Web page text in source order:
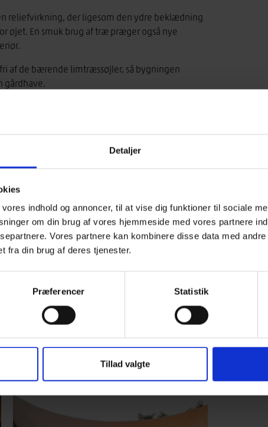
Detaljer
indhold og annoncer, til at vise dig funktioner til sociale
om din brug af vores hjemmeside med vores partnere
Vores partnere kan kombinere disse data med
fra din brug af deres tjenester.
Præferencer Statistik
Tillad valgte
reliefvirkning, der ligesom den ydre beklædning
øjet. En smuk brug af træ præger også nye
af de bærende limtræssøjler, så bygningen
gårdhave.
inspireret tagkant, der afleverer regnvand fra
er bemærkelsesværdig. En frise af glas
og nyt ikke uden videre kolliderer, men det
og neje i en slags ærbødig gestus. Denne måde at
her er den ført igennem med en usædvanlig
sirligt er skåret over, renden nedtaget hvor
indendørs. Det giver ingen praktisk mening.
let gestus, og det er – for den der får øje på
har vi udvalgt FLUGT som kandidat til Danish